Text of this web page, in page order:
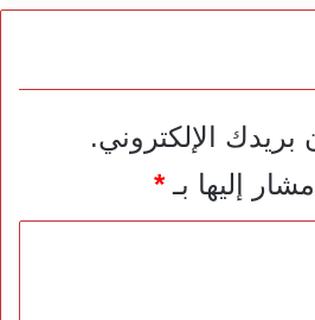
الإلكتروني.
إليها بـ*